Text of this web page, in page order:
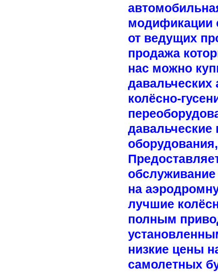
модификации
от ведущих
продажа
нас можно
колёсно-
на
лучшие
полным
низкие цены
самолетных